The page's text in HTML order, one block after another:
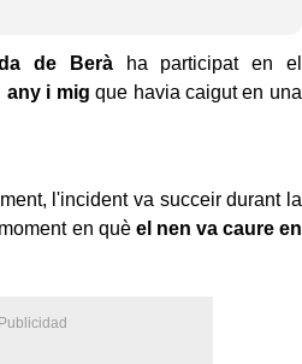
de Beràha participat en el
any i mig que havia caigut en una
l'incident va succeir durant la
en què el nen va caure en